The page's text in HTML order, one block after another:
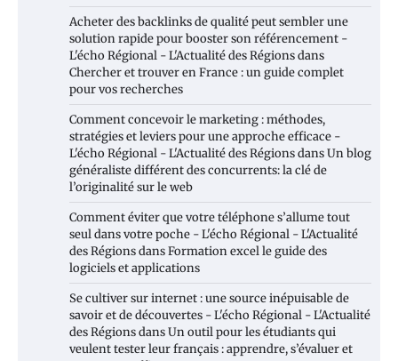
Acheter des backlinks de qualité peut sembler une
solution rapide pour booster son référencement -
L'écho Régional - L'Actualité des Régionsdans
Chercher et trouver en France : un guide complet
pour vos recherches
Comment concevoir le marketing : méthodes,
stratégies et leviers pour une approche efficace -
L'écho Régional - L'Actualité des RégionsdansUn blog
généraliste différent des concurrents: la clé de
l’originalité sur le web
Comment éviter que votre téléphone s’allume tout
seul dans votre poche - L'écho Régional - L'Actualité
des RégionsdansFormation excel le guide des
logiciels et applications
Se cultiver sur internet : une source inépuisable de
savoir et de découvertes - L'écho Régional - L'Actualité
des RégionsdansUn outil pour les étudiants qui
veulent tester leur français : apprendre, s’évaluer et